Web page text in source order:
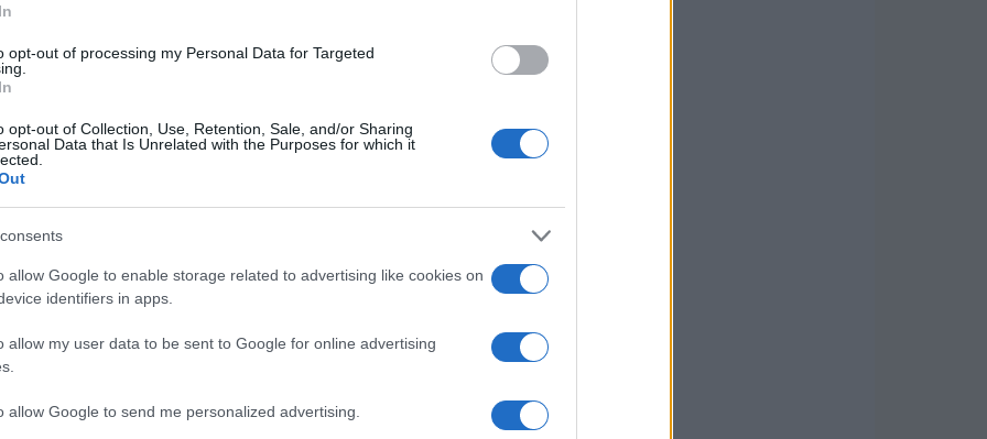
opt-out of processing my Personal Data for Targeted
opt-out of Collection, Use, Retention, Sale, and/or Sharing
Data that Is Unrelated with the Purposes for which it
allow Google to enable storage related to advertising like cookies on
identifiers in apps.
allow my user data to be sent to Google for online advertising
allow Google to send me personalized advertising.
marketing digital
las tendencias más relevantes es la
las empresas pueden crear experiencias
el
las campañas que utilizan datos
resultados significativamente mejores que
está en auge. Herramientas comoGoogle
resultando en un enfoque más eficiente y